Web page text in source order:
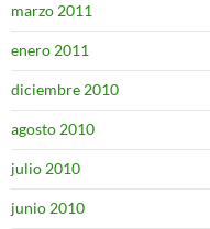
marzo 2011
enero 2011
diciembre 2010
agosto 2010
julio 2010
junio 2010